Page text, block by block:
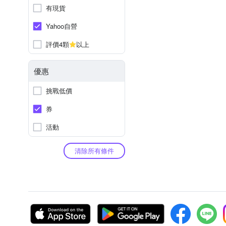
有現貨
Yahoo自營
評價4顆
以上
優惠
挑戰低價
券
活動
清除所有條件